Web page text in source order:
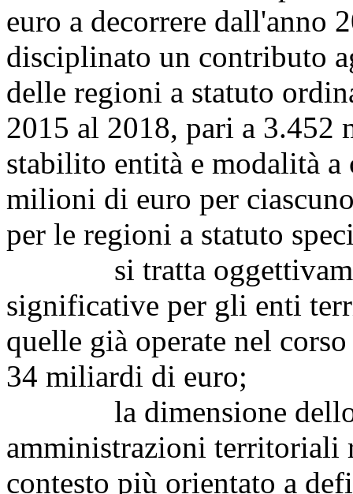
euro a decorrere dall'anno
disciplinato un contributo
delle regioni a statuto
2015 al 2018, pari a 3.452
stabilito entità e modalità
milioni di euro per
per le regioni a statuto
si tratta
significative per gli enti
quelle già operate nel
34 miliardi di euro;
la dimensione dello
amministrazioni territoriali
contesto più orientato a